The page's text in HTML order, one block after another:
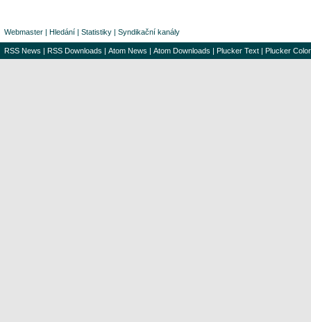
Webmaster | Hledání | Statistiky | Syndikační kanály
RSS News | RSS Downloads | Atom News | Atom Downloads | Plucker Text | Plucker Color